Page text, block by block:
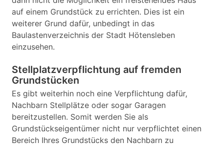
auf einem Grundstück zu errichten. Dies ist ein
weiterer Grund dafür, unbedingt in das
Baulastenverzeichnis der Stadt Hötensleben
einzusehen.
Stellplatzverpflichtung auf fremden
Grundstücken
Es gibt weiterhin noch eine Verpflichtung dafür,
Nachbarn Stellplätze oder sogar Garagen
bereitzustellen. Somit werden Sie als
Grundstückseigentümer nicht nur verpflichtet einen
Bereich Ihres Grundstücks den Nachbarn zu